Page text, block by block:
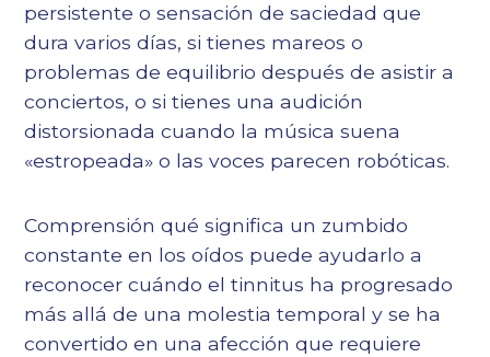
persistente o sensación de saciedad que
dura varios días, si tienes mareos o
problemas de equilibrio después de asistir a
conciertos, o si tienes una audición
distorsionada cuando la música suena
«estropeada» o las voces parecen robóticas.
Comprensiónqué significa un zumbido
constante en los oídos puede ayudarlo a
reconocer cuándo el tinnitus ha progresado
más allá de una molestia temporal y se ha
convertido en una afección que requiere